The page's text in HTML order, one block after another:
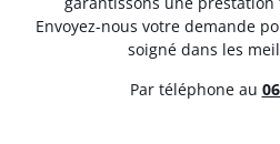
Envoyez-nous votre demande
soigné dans les
Par téléphone au